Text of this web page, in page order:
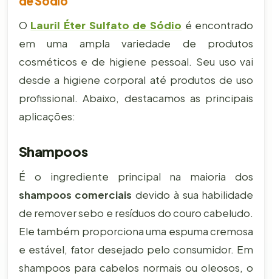
O Lauril Éter Sulfato de Sódio é encontrado
em uma ampla variedade de produtos
cosméticos e de higiene pessoal. Seu uso vai
desde a higiene corporal até produtos de uso
profissional. Abaixo, destacamos as principais
aplicações:
Shampoos
É o ingrediente principal na maioria dos
shampoos comerciais devido à sua habilidade
de remover sebo e resíduos do couro cabeludo.
Ele também proporciona uma espuma cremosa
e estável, fator desejado pelo consumidor. Em
shampoos para cabelos normais ou oleosos, o